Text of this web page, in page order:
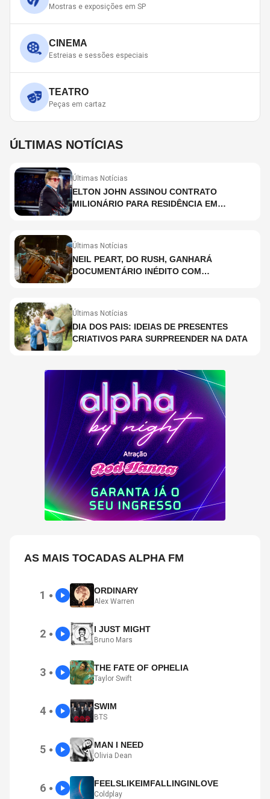
Mostras e exposições em SP
CINEMA
Estreias e sessões especiais
TEATRO
Peças em cartaz
ÚLTIMAS NOTÍCIAS
Últimas Notícias
ELTON JOHN ASSINOU CONTRATO
MILIONÁRIO PARA RESIDÊNCIA EM
Últimas Notícias
NEIL PEART, DO RUSH, GANHARÁ
DOCUMENTÁRIO INÉDITO COM
Últimas Notícias
DIA DOS PAIS: IDEIAS DE PRESENTES
CRIATIVOS PARA SURPREENDER NA DATA
AS MAIS TOCADAS ALPHA FM
1 ● ORDINARY
Alex Warren
2 ● I JUST MIGHT
Bruno Mars
3 ● THE FATE OF OPHELIA
Taylor Swift
4 ● SWIM
BTS
5 ● MAN I NEED
Olivia Dean
6 ● FEELSLIKEIMFALLINGINLOVE
Coldplay